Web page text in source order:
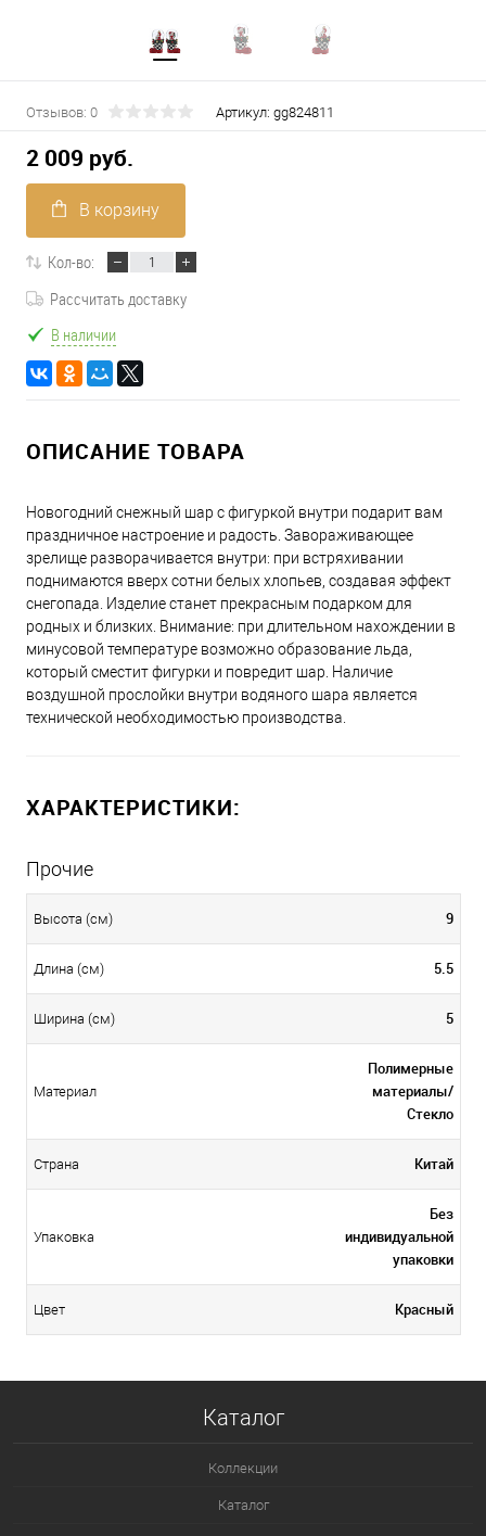
Отзывов: 0 Артикул: gg824811
2 009 руб.
В корзину
Кол-во:
Рассчитать доставку
В наличии
ОПИСАНИЕ ТОВАРА
Новогодний снежный шар с фигуркой внутри подарит вам
праздничное настроение и радость. Завораживающее
зрелище разворачивается внутри: при встряхивании
поднимаются вверх сотни белых хлопьев, создавая эффект
снегопада. Изделие станет прекрасным подарком для
родных и близких. Внимание: при длительном нахождении в
минусовой температуре возможно образование льда,
который сместит фигурки и повредит шар. Наличие
воздушной прослойки внутри водяного шара является
технической необходимостью производства.
ХАРАКТЕРИСТИКИ:
Прочие
Высота (см) 9
Длина (см) 5.5
Ширина (см) 5
Материал
Полимерные
материалы/
Стекло
Страна Китай
Упаковка
Без
индивидуальной
упаковки
Цвет Красный
Каталог
Коллекции
Каталог